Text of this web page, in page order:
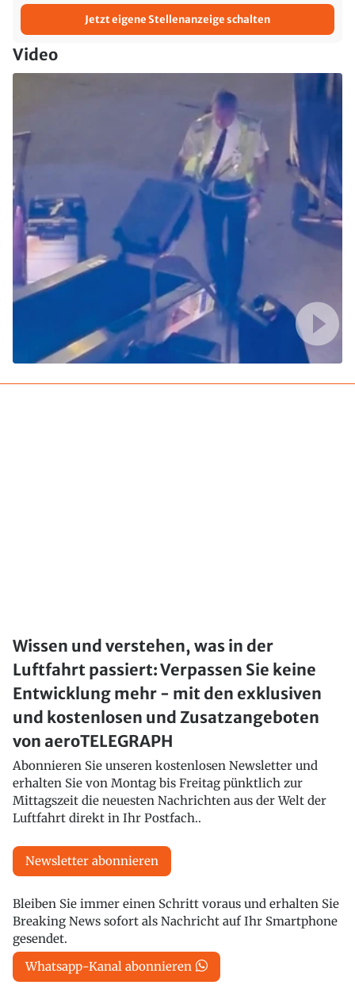
Jetzt eigene Stellenanzeige schalten
Video
Wissen und verstehen, was in der
Luftfahrt passiert: Verpassen Sie keine
Entwicklung mehr - mit den exklusiven
und kostenlosen und Zusatzangeboten
von aeroTELEGRAPH
Abonnieren Sie unseren kostenlosen Newsletter und
erhalten Sie von Montag bis Freitag pünktlich zur
Mittagszeit die neuesten Nachrichten aus der Welt der
Luftfahrt direkt in Ihr Postfach..
Newsletter abonnieren
Bleiben Sie immer einen Schritt voraus und erhalten Sie
Breaking News sofort als Nachricht auf Ihr Smartphone
gesendet.
Whatsapp-Kanal abonnieren